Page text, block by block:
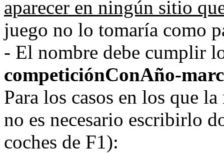
aparecer en ningún sitio
juego no lo tomaría como
- El nombre debe cumplir
competiciónConAño-
Para los casos en los que
no es necesario escribirlo
coches de F1):